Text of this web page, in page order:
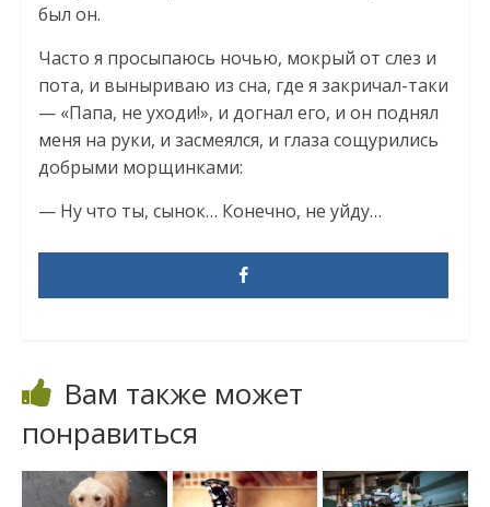
был он.
Часто я просыпаюсь ночью, мокрый от слез и
пота, и выныриваю из сна, где я закричал-таки
— «Папа, не уходи!», и догнал его, и он поднял
меня на руки, и засмеялся, и глаза сощурились
добрыми морщинками:
— Ну что ты, сынок… Конечно, не уйду…
Вам также может
понравиться